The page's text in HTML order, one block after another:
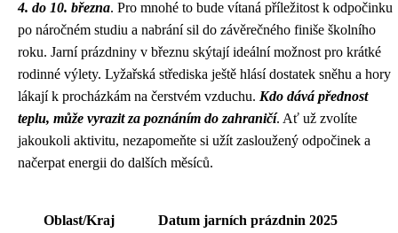
4. do 10. března. Pro mnohé to bude vítaná příležitost k odpočinku
po náročném studiu a nabrání sil do závěrečného finiše školního
roku. Jarní prázdniny v březnu skýtají ideální možnost pro krátké
rodinné výlety. Lyžařská střediska ještě hlásí dostatek sněhu a hory
lákají k procházkám na čerstvém vzduchu. Kdo dává přednost
teplu, může vyrazit za poznáním do zahraničí. Ať už zvolíte
jakoukoli aktivitu, nezapomeňte si užít zasloužený odpočinek a
načerpat energii do dalších měsíců.
Oblast/Kraj Datum jarních prázdnin 2025